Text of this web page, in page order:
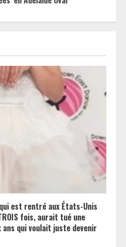
est rentré aux États-Unis
fois, aurait tué une
qui voulait juste devenir